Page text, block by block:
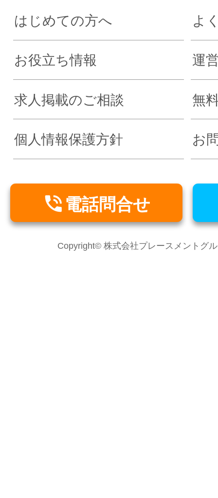
はじめての方へ よ
お役立ち情報 運
求人掲載のご相談 無
個人情報保護方針 お
 電話問合せ
Copyright© 株式会社プレースメントグ